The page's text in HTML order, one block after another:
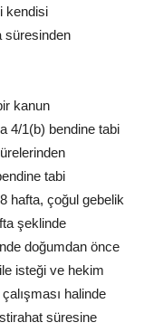
kendisi
süresinden
kanun
4/1(b) bendine tabi
tabi
hafta, çoğul gebelik
şeklinde
doğumdan önce
isteği ve hekim
halinde
süresine